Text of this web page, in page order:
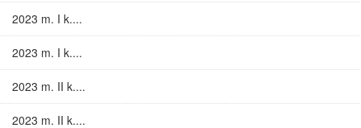
2023 m. I k....
2023 m. I k....
2023 m. II k....
2023 m. II k....